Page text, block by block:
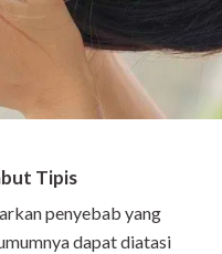
Tipis
penyebab yang
dapat diatasi